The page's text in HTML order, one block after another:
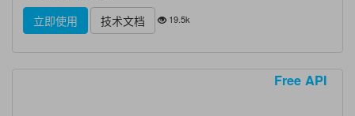
立即使用
技术文档 19.5k
Free API